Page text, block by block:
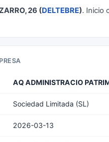
26 (DELTEBRE). Inicio
AQ ADMINISTRACIO
Sociedad Limitada (SL)
2026-03-13